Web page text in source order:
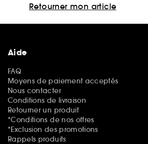
Retourner mon article
Aide
FAQ
Moyens de paiement acceptés
Nous contacter
Conditions de livraison
Retourner un produit
*Conditions de nos offres
*Exclusion des promotions
Rappels produits